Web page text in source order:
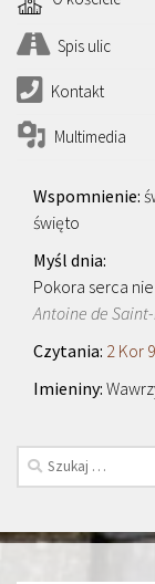
Spis ulic
Kontakt
Multimedia
święto
Pokora serca
Antoine de
2 Kor
Szukaj: